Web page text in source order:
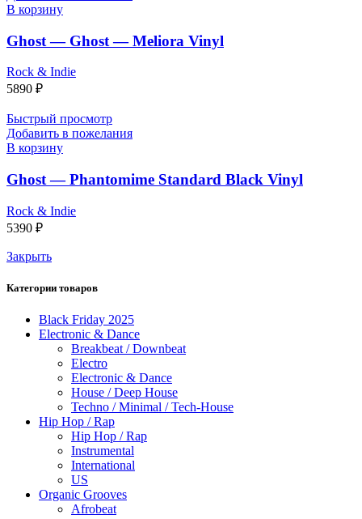
В корзину
Ghost — Ghost — Meliora Vinyl
Rock & Indie
5890 ₽
Быстрый просмотр
Добавить в пожелания
В корзину
Ghost — Phantomime Standard Black Vinyl
Rock & Indie
5390 ₽
Закрыть
Категории товаров
Black Friday 2025
Electronic & Dance
Breakbeat / Downbeat
Electro
Electronic & Dance
House / Deep House
Techno / Minimal / Tech-House
Hip Hop / Rap
Hip Hop / Rap
Instrumental
International
US
Organic Grooves
Afrobeat